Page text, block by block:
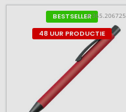
BESTSELLER
48 UUR PRODUCTIE
# 365.206725